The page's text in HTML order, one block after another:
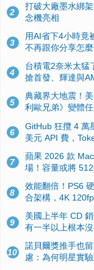
2
打破大廠墨水綁
念機亮相
3
用AI省下4小時竟
不再跟你分享怎
4
台積電2奈米太猛
搶首發、輝達與
5
典藏界大地震！
利歐兄弟》變體
6
GitHub 狂攬 4 萬
美元 API 費，
7
蘋果 2026 款
場！容量或將
8
效能翻倍！PS6
合架構，4K
9
美國上半年 CD
有一半以上根本
10
諾貝爾獎推手也
慮：為何明星實